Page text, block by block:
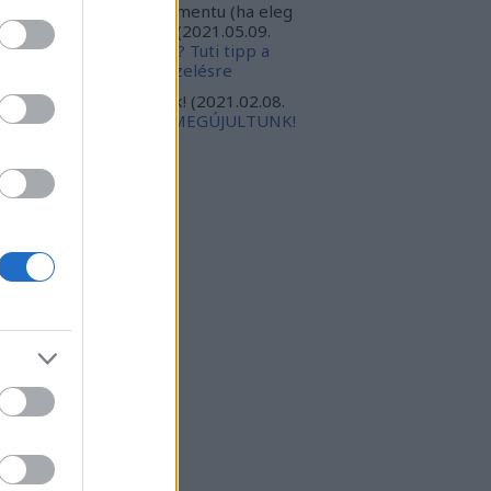
valoszinuleg eletmentu (ha eleg
leszunk). Torte... (2021.05.09.
) Megesz a tyúktetű? Tuti tipp a
nélküli kezelésre
Isten veletek! (2021.02.08.
) ELKÖLTÖZTÜNK, MEGÚJULTUNK!